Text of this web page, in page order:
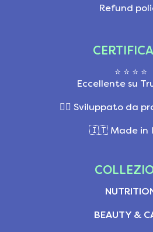
Refund
⭐ ⭐ ⭐ ⭐
Eccellente su
👩‍⚕️ Sviluppato da
🇮🇹 Made in
BEAUTY &